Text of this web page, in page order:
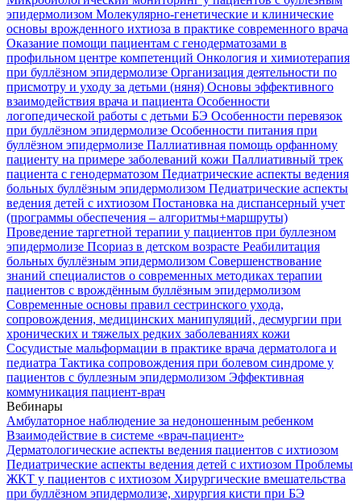
эпидермолизом Молекулярно-генетические и клинические
основы врожденного ихтиоза в практике современного врача
Оказание помощи пациентам с генодерматозами в
профильном центре компетенций Онкология и химиотерапия
при буллёзном эпидермолизе Организация деятельности по
присмотру и уходу за детьми (няня) Основы эффективного
взаимодействия врача и пациента Особенности
логопедической работы с детьми БЭ Особенности перевязок
при буллёзном эпидермолизе Особенности питания при
буллёзном эпидермолизе Паллиативная помощь орфанному
пациенту на примере заболеваний кожи Паллиативный трек
пациента с генодерматозом Педиатрические аспекты ведения
больных буллёзным эпидермолизом Педиатрические аспекты
ведения детей с ихтиозом Постановка на диспансерный учет
(программы обеспечения – алгоритмы+маршруты)
Проведение таргетной терапии у пациентов при буллезном
эпидермолизе Псориаз в детском возрасте Реабилитация
больных буллёзным эпидермолизом Совершенствование
знаний специалистов о современных методиках терапии
пациентов с врождённым буллёзным эпидермолизом
Современные основы правил сестринского ухода,
сопровождения, медицинских манипуляций, десмургии при
хронических и тяжелых редких заболеваниях кожи
Сосудистые мальформации в практике врача дерматолога и
педиатра Тактика сопровождения при болевом синдроме у
пациентов с буллезным эпидермолизом Эффективная
коммуникация пациент-врач
Вебинары
Амбулаторное наблюдение за недоношенным ребенком
Взаимодействие в системе «врач-пациент»
Дерматологические аспекты ведения пациентов с ихтиозом
Педиатрические аспекты ведения детей с ихтиозом Проблемы
ЖКТ у пациентов с ихтиозом Хирургические вмешательства
при буллёзном эпидермолизе, хирургия кисти при БЭ